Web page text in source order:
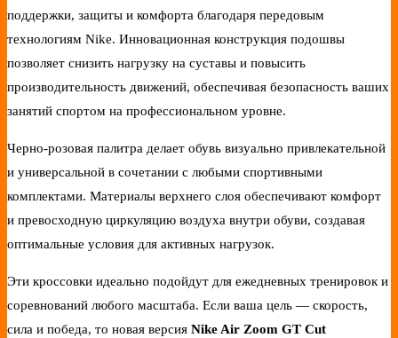
поддержки, защиты и комфорта благодаря передовым
технологиям Nike. Инновационная конструкция подошвы
позволяет снизить нагрузку на суставы и повысить
производительность движений, обеспечивая безопасность ваших
занятий спортом на профессиональном уровне.
Черно-розовая палитра делает обувь визуально привлекательной
и универсальной в сочетании с любыми спортивными
комплектами. Материалы верхнего слоя обеспечивают комфорт
и превосходную циркуляцию воздуха внутри обуви, создавая
оптимальные условия для активных нагрузок.
Эти кроссовки идеально подойдут для ежедневных тренировок и
соревнований любого масштаба. Если ваша цель — скорость,
сила и победа, то новая версия Nike Air Zoom GT Cut